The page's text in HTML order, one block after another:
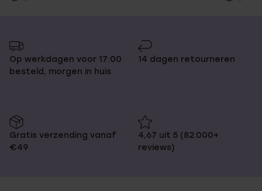
Op werkdagen voor 17:00
besteld, morgen in huis
14 dagen retourneren
Gratis verzending vanaf
€49
4,67 uit 5 (82.000+
reviews)